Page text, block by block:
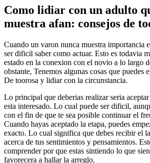
Como lidiar con un adulto
muestra afan: consejos de
Cuando un varon nunca muestra importancia
ser dificil saber como actuar. Esto es todavia
estado en la conexion con el novio a lo largo
obstante, Tenemos algunas cosas que puedes
De toorosa y lidiar con la circunstancia.
Lo principal que deberias realizar seri­a
esta interesado. Lo cual puede ser dificil,
con el fin de que te sea posible continuar el
Cuando hayas aceptado la etapa, puedes
exacto. Lo cual significa que debes recibir el
acerca de tus sentimientos y pensamientos.
comprender por que estas sintiendo lo que
favorecera a hallar la arreglo.